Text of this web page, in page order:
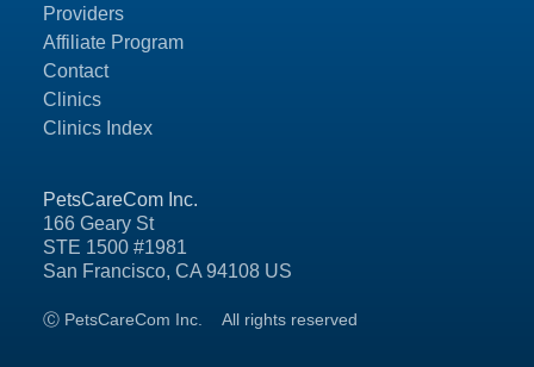
PetsCareCom Inc.
166 Geary St
STE 1500 #1981
San Francisco, CA 94108 US
Ⓒ PetsCareCom Inc. All rights reserved
Providers
Affiliate Program
Contact
Clinics
Clinics Index